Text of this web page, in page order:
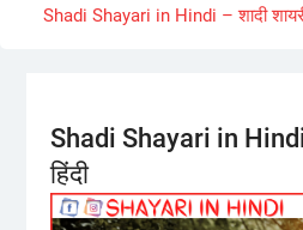
Shadi Shayari in Hindi – शादी
Shadi Shayari in Hindi
हिंदी